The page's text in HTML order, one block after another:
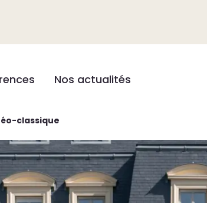
Nos actualités
classique